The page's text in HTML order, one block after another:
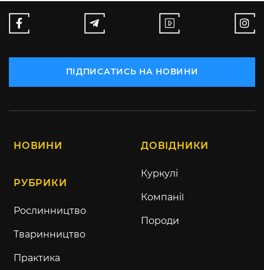
ПІДПИСАТИСЬ НА НОВИНИ
НОВИНИ
РУБРИКИ
Рослинництво
Тваринництво
Практика
ДОВІДНИКИ
Куркулі
Компанії
Породи